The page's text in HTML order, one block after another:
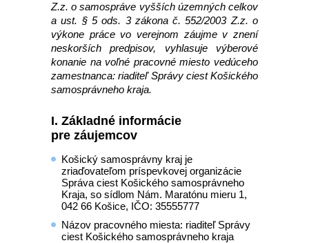
Z.z. o samospráve vyšších územných celkov
a ust. § 5 ods. 3 zákona č. 552/2003 Z.z. o
výkone práce vo verejnom záujme v znení
neskorších predpisov, vyhlasuje výberové
konanie na voľné pracovné miesto vedúceho
zamestnanca: riaditeľ Správy ciest Košického
samosprávneho kraja.
I. Základné informácie
pre záujemcov
Košický samosprávny kraj je
zriaďovateľom príspevkovej organizácie
Správa ciest Košického samosprávneho
Kraja, so sídlom Nám. Maratónu mieru 1,
042 66 Košice, IČO: 35555777
Názov pracovného miesta: riaditeľ Správy
ciest Košického samosprávneho kraja